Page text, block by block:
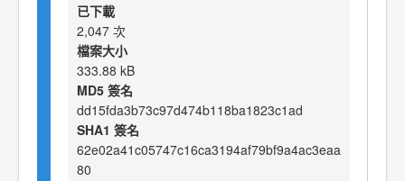
已下載
2,047 次
檔案大小
333.88 kB
MD5 簽名
dd15fda3b73c97d474b118ba1823c1ad
SHA1 簽名
62e02a41c05747c16ca3194af79bf9a4ac3eaa
80